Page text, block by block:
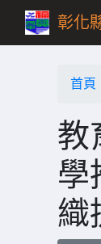
彰化
首頁
教
學
織